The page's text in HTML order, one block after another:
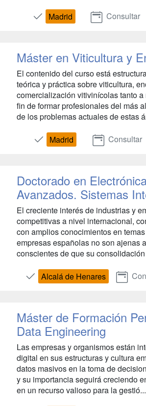
Madrid Consultar
Máster en Viticultura y
El contenido del curso está
teórica y práctica sobre viticultura,
comercialización vitivinícolas tanto
fin de formar profesionales del más
de los problemas actuales de estas
Madrid Consultar
Doctorado en
Avanzados. Sistemas
El creciente interés de industrias y
competitivas a nivel internacional,
con amplios conocimientos en
empresas españolas no son ajenas
conscientes de que su
Alcalá de Henares
Máster de Formación
Data Engineering
Las empresas y organismos están
digital en sus estructuras y cultura
datos masivos en la toma de
y su importancia seguirá creciendo
en un recurso valioso para la gestió...